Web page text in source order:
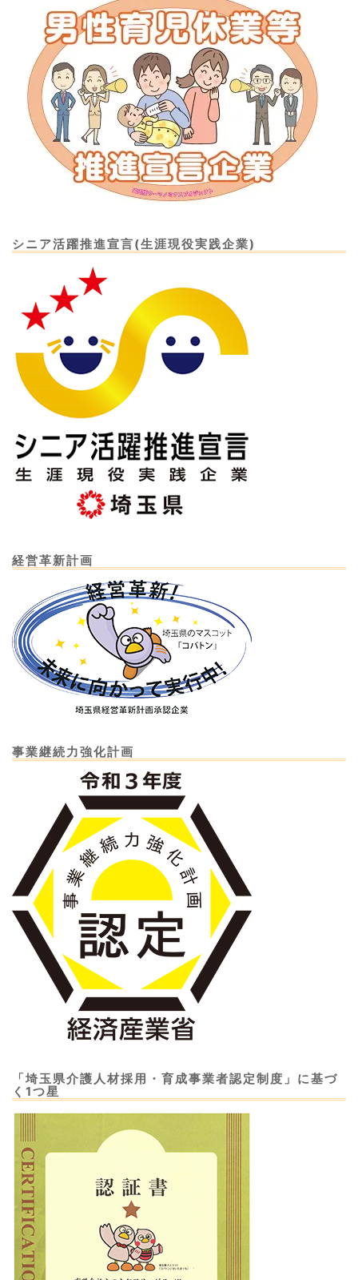
シニア活躍推進宣言(生涯現役実践企業)
経営革新計画
事業継続力強化計画
「埼玉県介護人材採用・育成事業者認定制度」に基づ
く1つ星